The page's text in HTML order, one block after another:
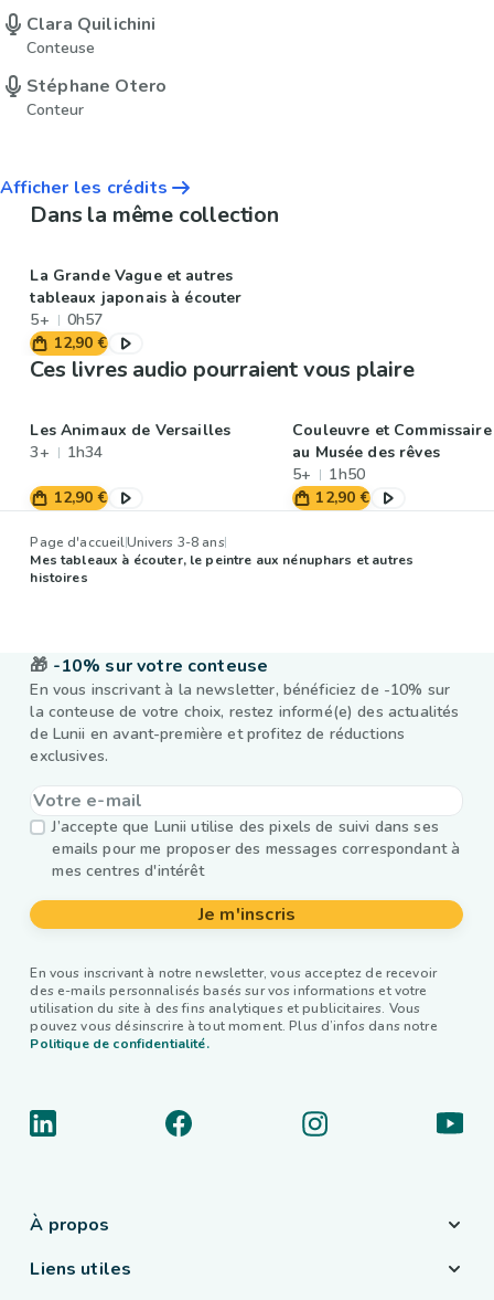
Clara Quilichini
Conteuse
Stéphane Otero
Conteur
Afficher les crédits
Dans la même collection
La Grande Vague et autres
tableaux japonais à écouter
5+
0h57
12,90 €
Ces livres audio pourraient vous plaire
Les Animaux de Versailles
3+
1h34
12,90 €
Couleuvre et
au Musée des rêves
5+
1h50
12,90 €
Page d'accueilUnivers 3-8 ans
Mes tableaux à écouter, le peintre aux nénuphars et autres
histoires
🎁 -10% sur votre conteuse
En vous inscrivant à la newsletter, bénéficiez de -10% sur
la conteuse de votre choix, restez informé(e) des actualités
de Lunii en avant-première et profitez de réductions
exclusives.
J’accepte que Lunii utilise des pixels de suivi dans ses
emails pour me proposer des messages correspondant à
mes centres d'intérêt
Je m'inscris
En vous inscrivant à notre newsletter, vous acceptez de recevoir
des e-mails personnalisés basés sur vos informations et votre
utilisation du site à des fins analytiques et publicitaires. Vous
pouvez vous désinscrire à tout moment. Plus d’infos dans notre
Politique de confidentialité.
À propos
Liens utiles